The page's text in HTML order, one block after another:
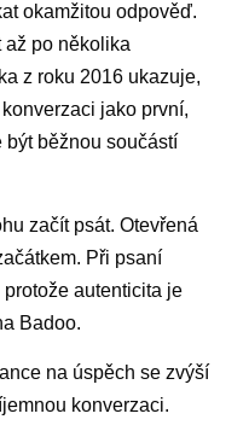
okamžitou odpověď.
až po několika
z roku 2016 ukazuje,
jako první,
být běžnou součástí
začít psát. Otevřená
Při psaní
autenticita je
Badoo.
na úspěch se zvýší
konverzaci.